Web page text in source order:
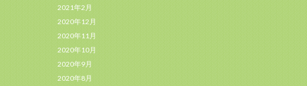
2021年2月
2020年12月
2020年11月
2020年10月
2020年9月
2020年8月